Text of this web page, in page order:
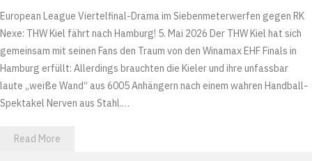
European League Viertelfinal-Drama im Siebenmeterwerfen gegen RK
Nexe: THW Kiel fährt nach Hamburg! 5. Mai 2026 Der THW Kiel hat sich
gemeinsam mit seinen Fans den Traum von den Winamax EHF Finals in
Hamburg erfüllt: Allerdings brauchten die Kieler und ihre unfassbar
laute „weiße Wand“ aus 6005 Anhängern nach einem wahren Handball-
Spektakel Nerven aus Stahl.…
Read More